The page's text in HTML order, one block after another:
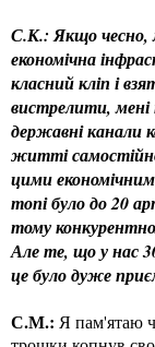
С.К.: Якщо чесно,
економічна
класний кліп і
вистрелити, мені
державні канали
житті
цими
топі було до 20
тому
Але те, що у нас
це було дуже
С.М.: Я пам'ятаю